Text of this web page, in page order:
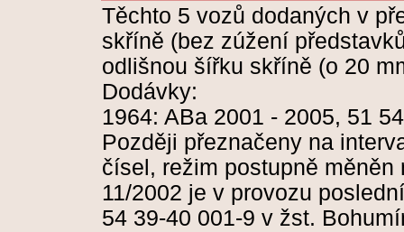
Těchto 5 vozů dodaných v
skříně (bez zúžení
odlišnou šířku skříně (o 20
Dodávky:
1964: ABa 2001 - 2005, 51
Později přeznačeny na
čísel, režim postupně měněn
11/2002 je v provozu
54 39-40 001-9 v žst.